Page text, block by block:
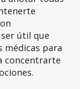
útil que
médicas para
concentrarte